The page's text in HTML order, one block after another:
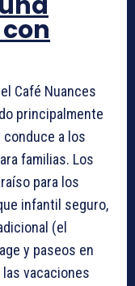
Café Nuances
principalmente
conduce a los
familias. Los
para los
infantil seguro,
(el
y paseos en
vacaciones